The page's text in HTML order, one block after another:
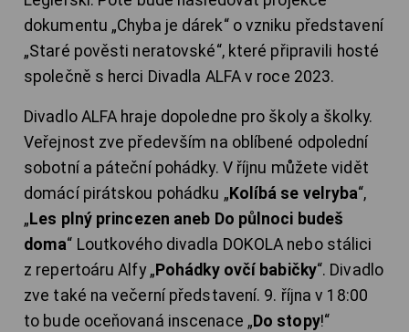
dokumentu „Chyba je dárek“ o vzniku představení
„Staré pověsti neratovské“, které připravili hosté
společně s herci Divadla ALFA v roce 2023.
Divadlo ALFA hraje dopoledne pro školy a školky.
Veřejnost zve především na oblíbené odpolední
sobotní a páteční pohádky. V říjnu můžete vidět
domácí pirátskou pohádku „Kolíbá se velryba“,
„Les plný princezen aneb Do půlnoci budeš
doma“ Loutkového divadla DOKOLA nebo stálici
z repertoáru Alfy „Pohádky ovčí babičky“. Divadlo
zve také na večerní představení. 9. října v 18:00
to bude oceňovaná inscenace „Do stopy!“